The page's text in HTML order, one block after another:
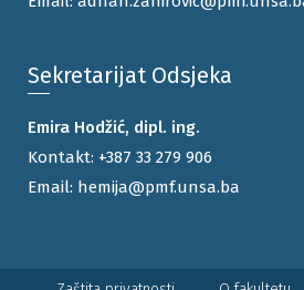
Sekretarijat Odsjeka
Emira Hodžić, dipl. ing.
Kontakt: +387 33 279 906
Email: hemija@pmf.unsa.ba